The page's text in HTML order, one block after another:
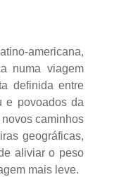
americana,
numa viagem
definida entre
e povoados da
caminhos
geográficas,
aliviar o peso
mais leve.